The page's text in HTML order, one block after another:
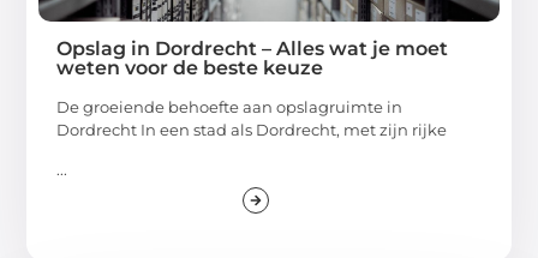
Opslag in Dordrecht – Alles wat je moet
weten voor de beste keuze
De groeiende behoefte aan opslagruimte in
Dordrecht In een stad als Dordrecht, met zijn rijke
...